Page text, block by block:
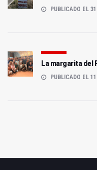
PUBLICADO EL
La margarita del
PUBLICADO EL